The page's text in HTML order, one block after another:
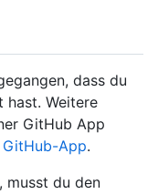
dass du
hast. Weitere
GitHub App
GitHub-App.
musst du den